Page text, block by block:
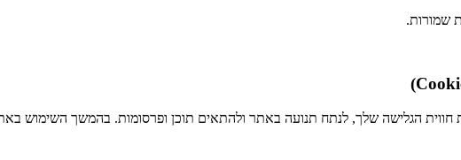
הגלישה שלך, לנתח תנועה באתר ולהתאים תוכן ופרסומות. בהמשך השימוש